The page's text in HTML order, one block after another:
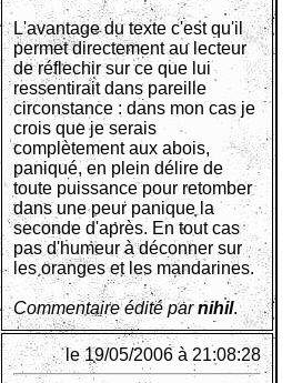
L'avantage du texte c'est qu'il
permet directement au lecteur
de réflechir sur ce que lui
ressentirait dans pareille
circonstance : dans mon cas je
crois que je serais
complètement aux abois,
paniqué, en plein délire de
toute puissance pour retomber
dans une peur panique la
seconde d'après. En tout cas
pas d'humeur à déconner sur
les oranges et les mandarines.
Commentaire édité parnihil.
le 19/05/2006 à 21:08:28